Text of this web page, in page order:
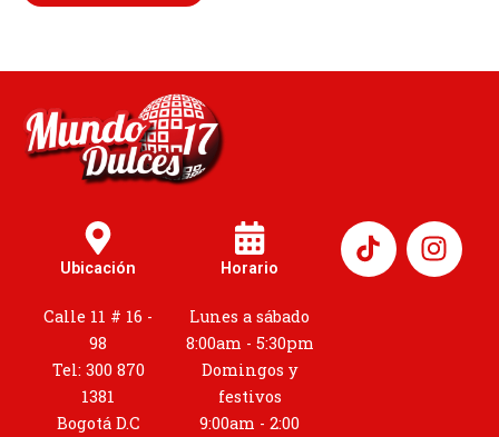
Ubicación
Calle 11 # 16 -
98
Tel: 300 870
1381
Bogotá D.C
Horario
Lunes a sábado
8:00am - 5:30pm
Domingos y
festivos
9:00am - 2:00
I
n
s